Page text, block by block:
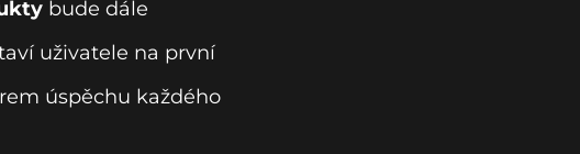
bude dále
uživatele na první
úspěchu každého